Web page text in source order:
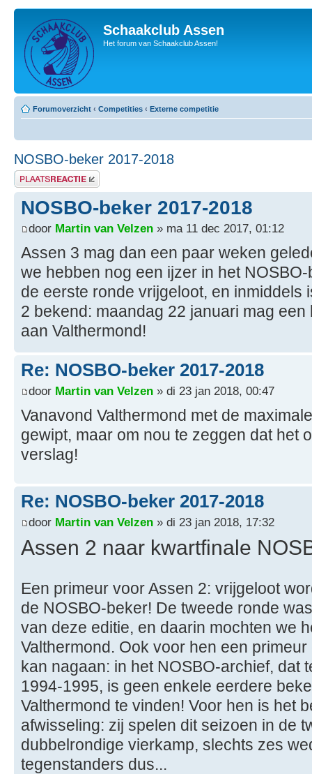
Schaakclub Assen
Het forum van Schaakclub Assen!
Forumoverzicht ‹ Competities ‹ Externe competitie
NOSBO-beker 2017-2018
Plaats een reactie
NOSBO-beker 2017-2018
door Martin van Velzen » ma 11 dec 2017, 01:12
Assen 3 mag dan een paar weken
we hebben nog een ijzer in het
de eerste ronde vrijgeloot, en inmiddels
2 bekend: maandag 22 januari mag
aan Valthermond!
Re: NOSBO-beker 2017-2018
door Martin van Velzen » di 23 jan 2018, 00:47
Vanavond Valthermond met de
gewipt, maar om nou te zeggen dat het
verslag!
Re: NOSBO-beker 2017-2018
door Martin van Velzen » di 23 jan 2018, 17:32
Assen 2 naar kwartfinale
Een primeur voor Assen 2: vrijgeloot
de NOSBO-beker! De tweede ronde
van deze editie, en daarin mochten we
Valthermond. Ook voor hen een
kan nagaan: in het NOSBO-archief, dat
1994-1995, is geen enkele eerdere
Valthermond te vinden! Voor hen is het
afwisseling: zij spelen dit seizoen in de
dubbelrondige vierkamp, slechts zes
tegenstanders dus...